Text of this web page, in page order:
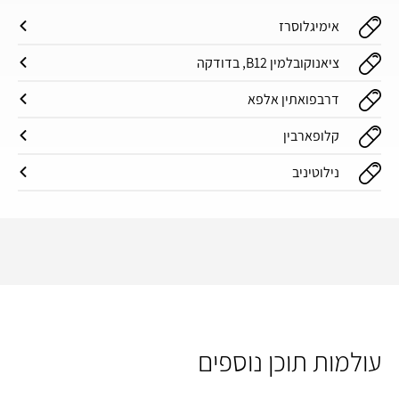
אימיגלוסרז
ציאנוקובלמין B12, בדודקה
דרבפואתין אלפא
קלופארבין
נילוטיניב
עולמות תוכן נוספים